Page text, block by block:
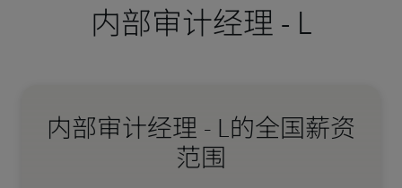
内部审计经理 - L
内部审计经理 - L的全国薪资
范围